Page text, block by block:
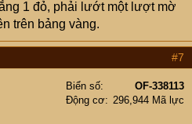
1 đỏ, phải lướt một lượt mờ
trên bảng vàng.
#7
Biển số
OF-338113
Động cơ
296,944 Mã lực